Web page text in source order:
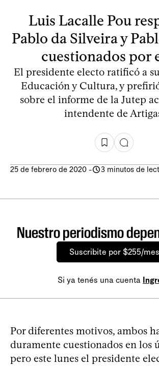
Luis Lacalle Pou
Pablo da Silveira y
cuestionados por
El presidente electo ratificó a
Educación y Cultura, y
sobre el informe de la Jutep
intendente de
25 de febrero de 2020 - 3 minutos de
Nuestro periodismo
Suscribite por $255/mes
Si ya tenés una cuenta
Por diferentes motivos, ambos
duramente cuestionados en los
pero este lunes el presidente